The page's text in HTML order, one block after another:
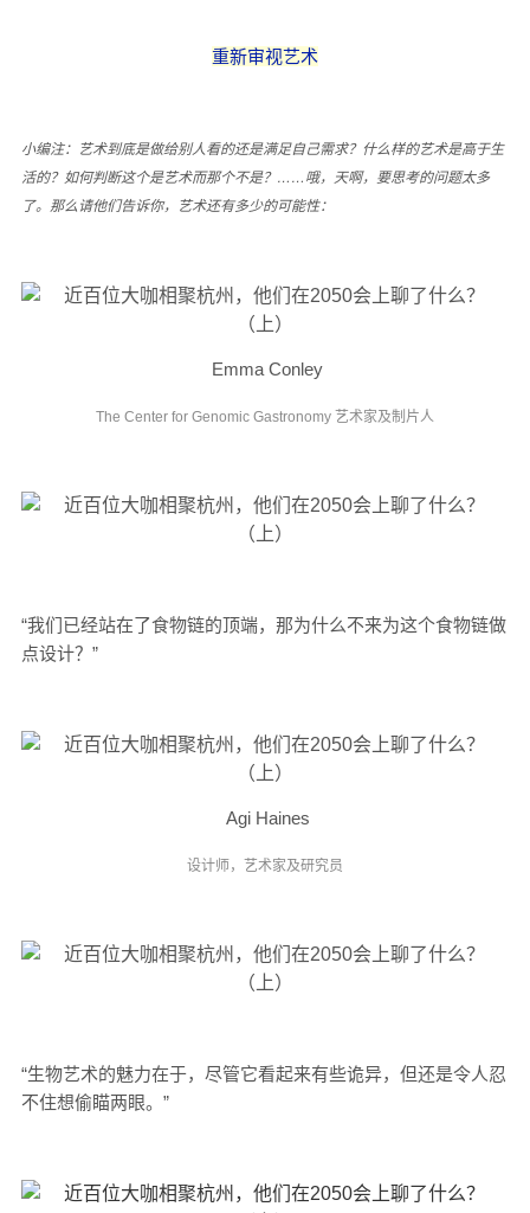
重新审视艺术
小编注：艺术到底是做给别人看的还是满足自己需求？什么样的艺术是高于生
活的？如何判断这个是艺术而那个不是？……哦，天啊，要思考的问题太多
了。 那么请他们告诉你，艺术还有多少的可能性：
Emma Conley
The Center for Genomic Gastronomy 艺术家及制片人
“我们已经站在了食物链的顶端，那为什么不来为这个食物链做
点设计？”
Agi Haines
设计师，艺术家及研究员
“生物艺术的魅力在于，尽管它看起来有些诡异，但还是令人忍
不住想偷瞄两眼。”